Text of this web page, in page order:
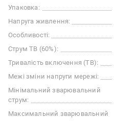
Упаковка:
Напруга живлення:
Особливості:
Струм ТВ (60%):
Тривалість включення (ТВ):
Межі зміни напруги мережі:
Мінімальний зварювальний
струм:
Максимальний зварювальний